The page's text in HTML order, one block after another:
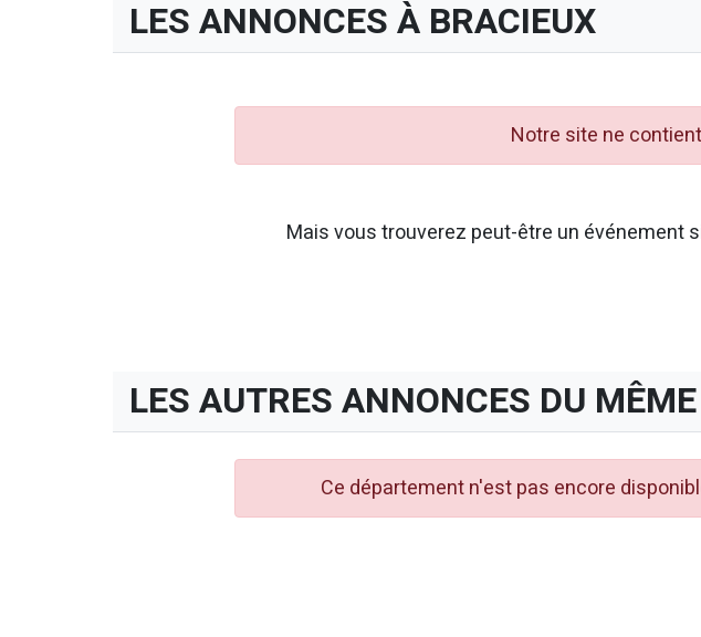
LES ANNONCES À BRACIEUX
Notre site ne
Mais vous trouverez peut-être un événement
LES AUTRES ANNONCES DU
Ce département n'est pas encore